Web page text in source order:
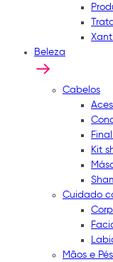
Beleza
Cabelos
Kit
Cuidado
Mãos e Pés